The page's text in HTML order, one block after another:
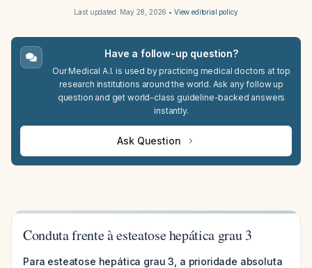
Last updated: May 28, 2026 • View editorial policy
Have a follow-up question?
Our Medical A.I. is used by practicing medical doctors at top
research institutions around the world. Ask any follow up
question and get world-class guideline-backed answers
instantly.
Ask Question
Conduta frente à esteatose hepática grau 3
Para esteatose hepática grau 3, a prioridade absoluta